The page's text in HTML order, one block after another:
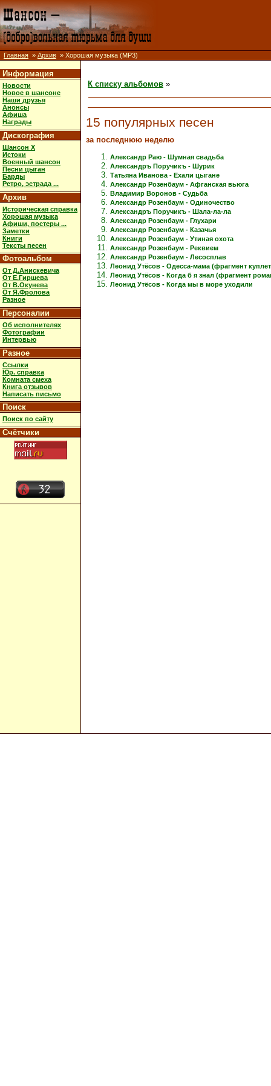
Главная » Архив » Хорошая музыка (MP3)
Информация
Новости
Новое в шансоне
Наши друзья
Анонсы
Афиша
Награды
Дискография
Шансон X
Истоки
Военный шансон
Песни цыган
Барды
Ретро, эстрада ...
Архив
Историческая справка
Хорошая музыка
Афиши, постеры ...
Заметки
Книги
Тексты песен
Фотоальбом
От Д.Анискевича
От Е.Гиршева
От В.Окунева
От Я.Фролова
Разное
Персоналии
Об исполнителях
Фотографии
Интервью
Разное
Ссылки
Юр. справка
Комната смеха
Книга отзывов
Написать письмо
Поиск
Поиск по сайту
Счётчики
К списку альбомов »
15 популярных песен
за последнюю неделю
Александр Раю - Шумная свадьба
Александръ Поручикъ - Шурик
Татьяна Иванова - Ехали цыгане
Александр Розенбаум - Афганская вьюга
Владимир Воронов - Судьба
Александр Розенбаум - Одиночество
Александръ Поручикъ - Шала-ла-ла
Александр Розенбаум - Глухари
Александр Розенбаум - Казачья
Александр Розенбаум - Утиная охота
Александр Розенбаум - Реквием
Александр Розенбаум - Лесосплав
Леонид Утёсов - Одесса-мама (фрагмент
Леонид Утёсов - Когда б я знал (фрагмент
Леонид Утёсов - Когда мы в море уходили